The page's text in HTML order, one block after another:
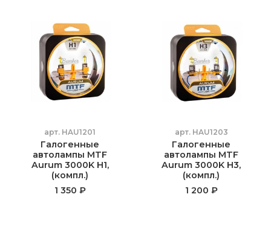
арт. HAU1201
Галогенные
автолампы MTF
Aurum 3000K H1,
(компл.)
1 350 ₽
арт. HAU1203
Галогенные
автолампы MTF
Aurum 3000K H3,
(компл.)
1 200 ₽